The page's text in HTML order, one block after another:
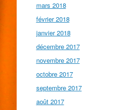
mars 2018
février 2018
janvier 2018
décembre 2017
novembre 2017
octobre 2017
septembre 2017
août 2017